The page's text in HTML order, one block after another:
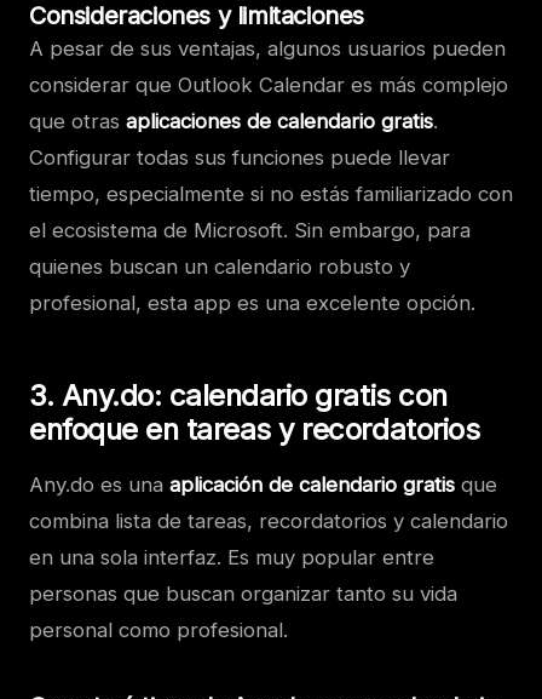
Consideraciones y limitaciones
A pesar de sus ventajas, algunos usuarios pueden
considerar que Outlook Calendar es más complejo
que otras aplicaciones de calendario gratis.
Configurar todas sus funciones puede llevar
tiempo, especialmente si no estás familiarizado con
el ecosistema de Microsoft. Sin embargo, para
quienes buscan un calendario robusto y
profesional, esta app es una excelente opción.
3. Any.do: calendario gratis con
enfoque en tareas y recordatorios
Any.do es una aplicación de calendario gratis que
combina lista de tareas, recordatorios y calendario
en una sola interfaz. Es muy popular entre
personas que buscan organizar tanto su vida
personal como profesional.